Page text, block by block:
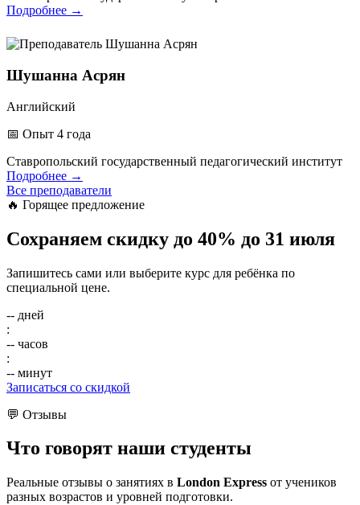
Подробнее →
Шушанна Асрян
Английский
📅 Опыт 4 года
Ставропольский государственный педагогический институт
Подробнее →
Все преподаватели
🔥 Горящее предложение
Сохраняем скидку до 40% до 31 июля
Запишитесь сами или выберите курс для ребёнка по
специальной цене.
-- дней
:
-- часов
:
-- минут
Записаться со скидкой
💬 Отзывы
Что говорят наши студенты
Реальные отзывы о занятиях в London Express от учеников
разных возрастов и уровней подготовки.